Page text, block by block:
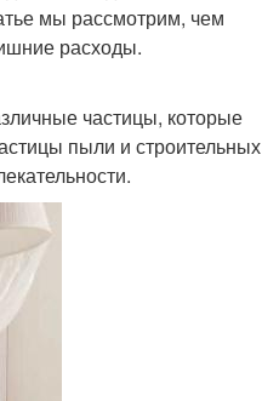
мы рассмотрим, чем
расходы.
частицы, которые
пыли и строительных